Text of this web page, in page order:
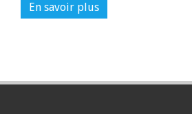
En savoir plus